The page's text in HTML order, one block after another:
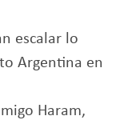
escalar lo
Argentina en
Haram,